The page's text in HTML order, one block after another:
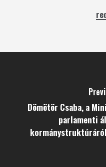
Dömötör Csaba, a
parlamenti